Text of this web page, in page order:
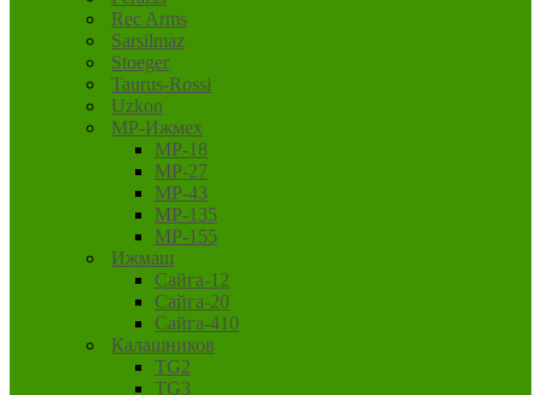
Rec Arms
Sarsilmaz
Stoeger
Taurus-Rossi
Uzkon
MP-Ижмех
MP-18
MP-27
MP-43
MP-135
MP-155
Ижмаш
Сайга-12
Сайга-20
Сайга-410
Калашников
TG2
TG3